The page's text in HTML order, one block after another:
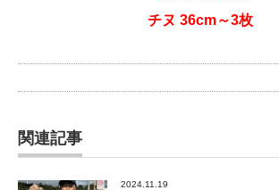
チヌ 36cm～3枚
関連記事
2024.11.19